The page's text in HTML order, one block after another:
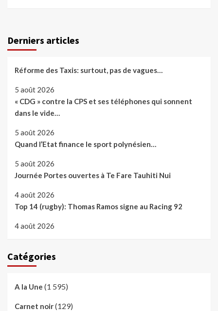
Derniers articles
Réforme des Taxis: surtout, pas de vagues…
5 août 2026
« CDG » contre la CPS et ses téléphones qui sonnent
dans le vide…
5 août 2026
Quand l’Etat finance le sport polynésien…
5 août 2026
Journée Portes ouvertes à Te Fare Tauhiti Nui
4 août 2026
Top 14 (rugby): Thomas Ramos signe au Racing 92
4 août 2026
Catégories
A la Une (1 595)
Carnet noir(129)